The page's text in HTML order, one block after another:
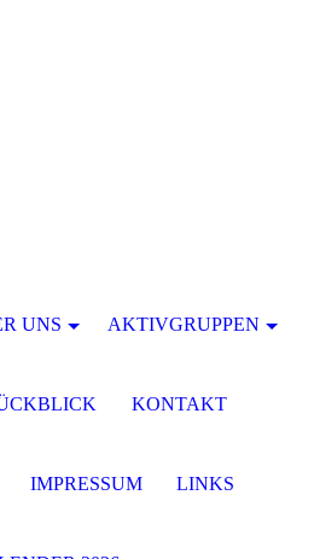
UNS AKTIVGRUPPEN
KONTAKT
IMPRESSUM LINKS